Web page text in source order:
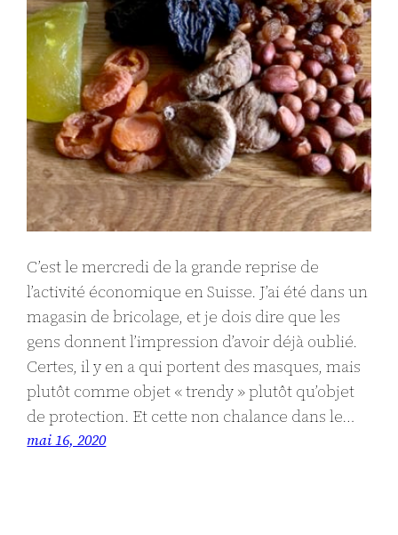
C’est le mercredi de la grande reprise de
l’activité économique en Suisse. J’ai été dans un
magasin de bricolage, et je dois dire que les
gens donnent l’impression d’avoir déjà oublié.
Certes, il y en a qui portent des masques, mais
plutôt comme objet « trendy » plutôt qu’objet
de protection. Et cette non chalance dans le…
mai 16, 2020